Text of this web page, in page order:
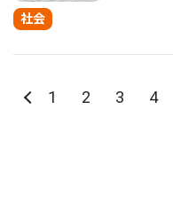
社会
1 2 3 4